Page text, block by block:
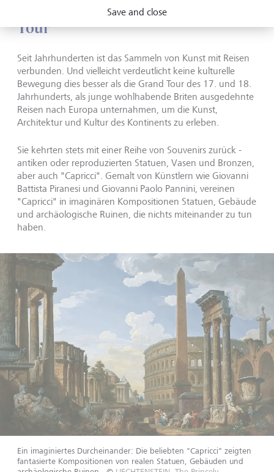
Kunst und Tourismus: Die Grand
Tour
Seit Jahrhunderten ist das Sammeln von Kunst mit Reisen
verbunden. Und vielleicht verdeutlicht keine kulturelle
Bewegung dies besser als die Grand Tour des 17. und 18.
Jahrhunderts, als junge wohlhabende Briten ausgedehnte
Reisen nach Europa unternahmen, um die Kunst,
Architektur und Kultur des Kontinents zu erleben.
Sie kehrten stets mit einer Reihe von Souvenirs zurück -
antiken oder reproduzierten Statuen, Vasen und Bronzen,
aber auch "Capricci". Gemalt von Künstlern wie Giovanni
Battista Piranesi und Giovanni Paolo Pannini, vereinen
"Capricci" in imaginären Kompositionen Statuen, Gebäude
und archäologische Ruinen, die nichts miteinander zu tun
haben.
Ein imaginiertes Durcheinander: Die beliebten "Capricci" zeigten
fantasierte Kompositionen von realen Statuen, Gebäuden und
Save and close